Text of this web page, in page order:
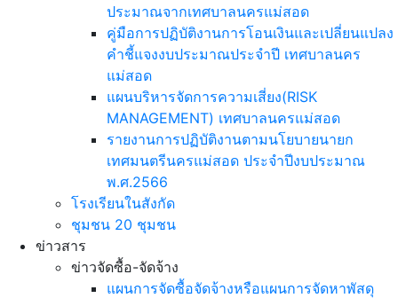
ประมาณจากเทศบาลนครแม่สอด
คู่มือการปฏิบัติงานการโอนเงินและเปลี่ยนแปลง
คำชี้แจงงบประมาณประจำปี เทศบาลนคร
แม่สอด
แผนบริหารจัดการความเสี่ยง(RISK
MANAGEMENT) เทศบาลนครแม่สอด
รายงานการปฏิบัติงานตามนโยบายนายก
เทศมนตรีนครแม่สอด ประจำปีงบประมาณ
พ.ศ.2566
โรงเรียนในสังกัด
ชุมชน 20 ชุมชน
ข่าวสาร
ข่าวจัดซื้อ-จัดจ้าง
แผนการจัดซื้อจัดจ้างหรือแผนการจัดหาพัสดุ